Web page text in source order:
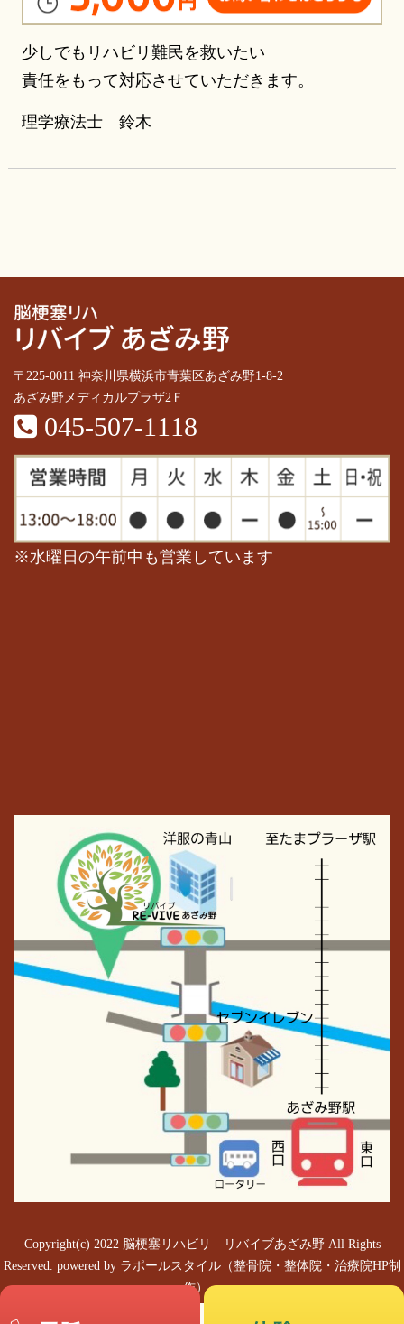
少しでもリハビリ難民を救いたい
責任をもって対応させていただきます。
理学療法士 鈴木
〒225-0011 神奈川県横浜市青葉区あざみ野1-8-2
あざみ野メディカルプラザ2Ｆ
045-507-1118
※水曜日の午前中も営業しています
Copyright(c) 2022 脳梗塞リハビリ リバイブあざみ野 All Rights
Reserved. powered by ラポールスタイル（整骨院・整体院・治療院HP制
作）